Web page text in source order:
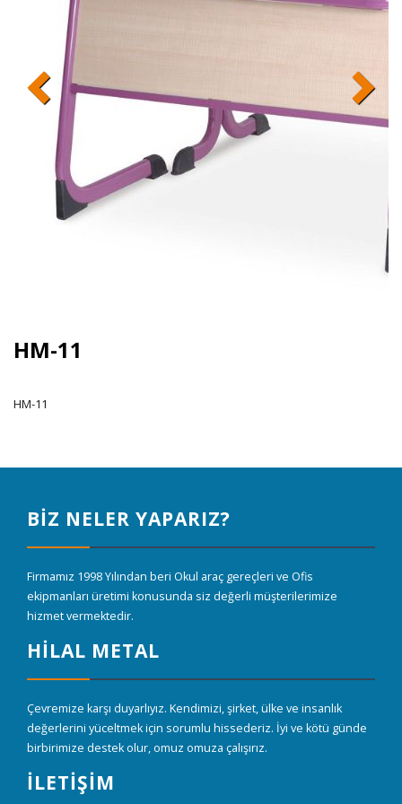
HM-11
HM-11
BİZ NELER YAPARIZ?
Firmamız 1998 Yılından beri Okul araç gereçleri ve Ofis
ekipmanları üretimi konusunda siz değerli müşterilerimize
hizmet vermektedir.
HİLAL METAL
Çevremize karşı duyarlıyız. Kendimizi, şirket, ülke ve insanlık
değerlerini yüceltmek için sorumlu hissederiz. İyi ve kötü günde
birbirimize destek olur, omuz omuza çalışırız.
İLETİŞİM